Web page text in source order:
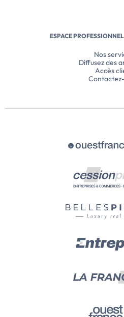
ESPACE PROFESSIONNEL
Nos
Diffusez des
Accès